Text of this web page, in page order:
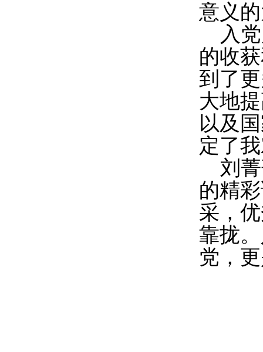
意义
入
的收
到了
大地
以及
定了
刘
的精
采，
靠拢
党，